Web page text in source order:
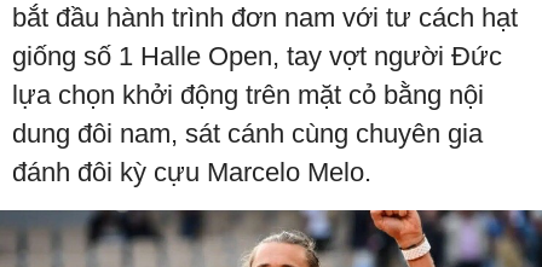
bắt đầu hành trình đơn nam với tư cách hạt
giống số 1 Halle Open, tay vợt người Đức
lựa chọn khởi động trên mặt cỏ bằng nội
dung đôi nam, sát cánh cùng chuyên gia
đánh đôi kỳ cựu Marcelo Melo.